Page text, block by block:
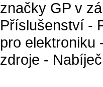
značky GP v
Příslušenství -
pro elektroniku
zdroje -